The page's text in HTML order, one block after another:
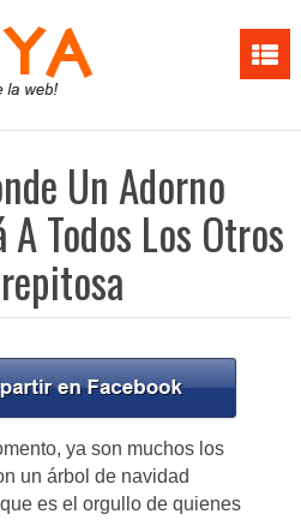
Un Adorno
Todos Los Otros
ya son muchos los
un árbol de navidad
es el orgullo de quienes